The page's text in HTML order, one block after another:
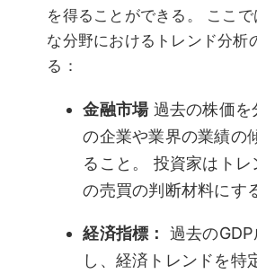
を得ることができる。 ここで
な分野におけるトレンド分析
る：
金融市場 過去の株価を
の企業や業界の業績の
ること。 投資家はト
の売買の判断材料にす
経済指標： 過去の
し、経済トレンドを特